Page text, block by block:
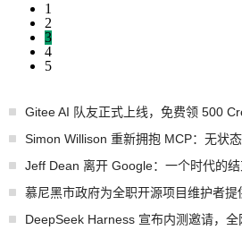
1
2
3
4
5
Gitee AI 队友正式上线，免费领 500
Simon Willison 重新拥抱 MCP：无状
Jeff Dean 离开 Google：一个时代的
慕尼黑市政府为全职开源项目维护者提